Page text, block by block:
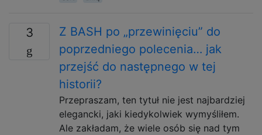
3
Z BASH po „przewinięciu” do
poprzedniego polecenia… jak
przejść do następnego w tej
historii?
Przepraszam, ten tytuł nie jest najbardziej
elegancki, jaki kiedykolwiek wymyśliłem.
Ale zakładam, że wiele osób się nad tym